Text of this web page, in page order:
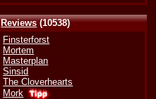
Reviews(10538)
Finsterforst
Mortem
Masterplan
Sinsid
The Cloverhearts
Mork